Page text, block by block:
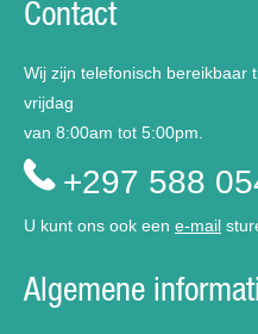
Contact
Wij zijn telefonisch bereikbaar
vrijdag
van 8:00am tot 5:00pm.
+297 588
U kunt ons ook een e-mail
Algemene